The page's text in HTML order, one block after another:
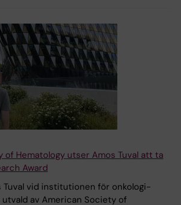
of Hematology utser Amos Tuval att ta
Award
Tuval vid institutionen för onkologi-
av American Society of